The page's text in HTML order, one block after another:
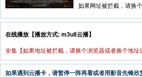
如果网址被拦截，请换
在线播放【播放方式: m3u8云播】
全集【如果地址被拦截，请换个浏览器或者换个地址
如果遇到云播卡，请暂停一阵再看或者用影音先锋欣